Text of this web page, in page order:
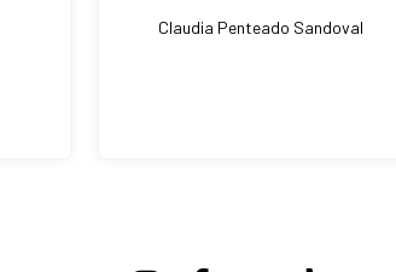
Claudia Penteado Sandoval